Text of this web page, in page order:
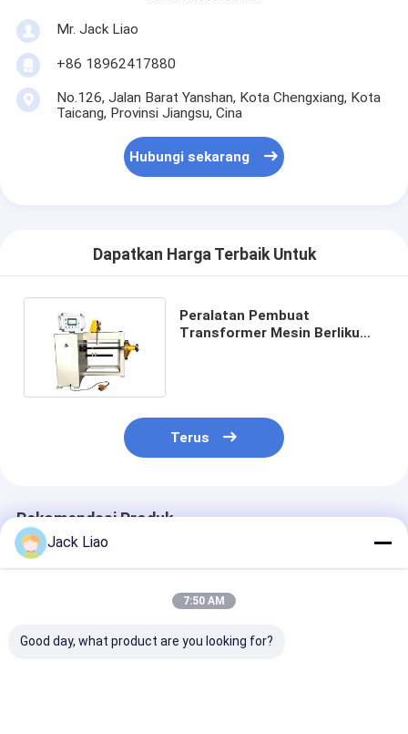
Mr. Jack Liao
+86 18962417880
No.126, Jalan Barat Yanshan, Kota Chengxiang, Kota
Taicang, Provinsi Jiangsu, Cina
Hubungi sekarang
Dapatkan Harga Terbaik Untuk
Peralatan Pembuat
Transformer Mesin Berliku
Terus
Rekomendasi Produk
Jack Liao
7:50 AM
Good day, what product are you looking for?